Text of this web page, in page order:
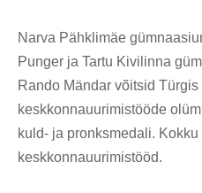
Narva Pähklimäe
Punger ja Tartu Kivilinna
Rando Mändar võitsid
keskkonnauurimistööde
kuld- ja pronksmedali.
keskkonnauurimistööd.